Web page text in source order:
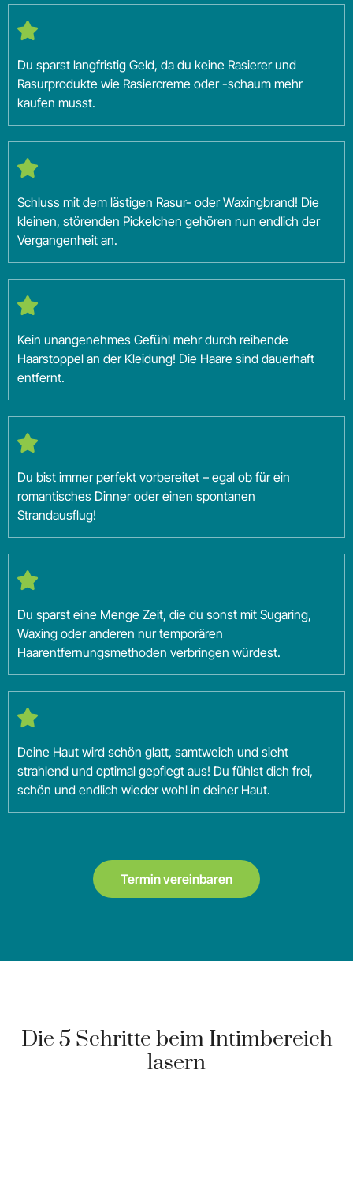
Du sparst langfristig Geld, da du keine Rasierer und
Rasurprodukte wie Rasiercreme oder -schaum mehr
kaufen musst.
Schluss mit dem lästigen Rasur- oder Waxingbrand! Die
kleinen, störenden Pickelchen gehören nun endlich der
Vergangenheit an.
Kein unangenehmes Gefühl mehr durch reibende
Haarstoppel an der Kleidung! Die Haare sind dauerhaft
entfernt.
Du bist immer perfekt vorbereitet – egal ob für ein
romantisches Dinner oder einen spontanen
Strandausflug!
Du sparst eine Menge Zeit, die du sonst mit Sugaring,
Waxing oder anderen nur temporären
Haarentfernungsmethoden verbringen würdest.
Deine Haut wird schön glatt, samtweich und sieht
strahlend und optimal gepflegt aus! Du fühlst dich frei,
schön und endlich wieder wohl in deiner Haut.
Termin vereinbaren
Die 5 Schritte beim Intimbereich
lasern